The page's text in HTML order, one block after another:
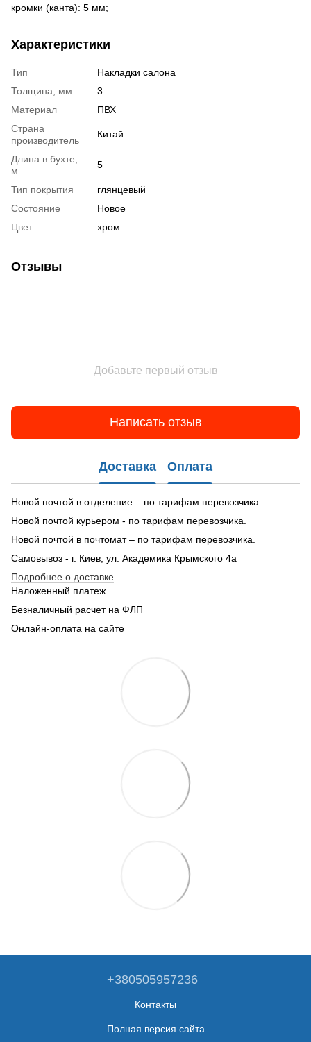
кромки (канта): 5 мм;
Характеристики
Тип
Накладки салона
Толщина, мм
3
Материал
ПВХ
Страна
производитель
Китай
Длина в бухте,
м
5
Тип покрытия
глянцевый
Состояние
Новое
Цвет
хром
Отзывы
Добавьте первый отзыв
Написать отзыв
Доставка Оплата
Новой почтой в отделение – по тарифам перевозчика.
Новой почтой курьером - по тарифам перевозчика.
Новой почтой в почтомат – по тарифам перевозчика.
Самовывоз - г. Киев, ул. Академика Крымского 4а
Подробнее о доставке
Наложенный платеж
Безналичный расчет на ФЛП
Онлайн-оплата на сайте
+380505957236
Контакты
Полная версия сайта